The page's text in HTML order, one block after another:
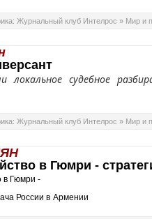
Журнальный клуб Интелрос » Мир и
локальное судебное
Журнальный клуб Интелрос » Мир и
в Гюмри -
в Гюмри -
России в Армении